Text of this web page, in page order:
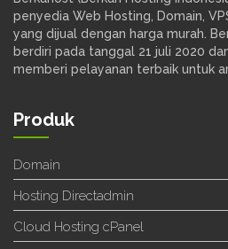
penyedia Web Hosting, Domain,
yang dijual dengan harga murah.
berdiri pada tanggal 21 juli 2020
memberi pelayanan terbaik untuk
Produk
Domain
Hosting Directadmin
Cloud Hosting cPanel